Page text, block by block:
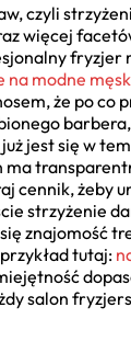
czyli
więcej
fryzjer
na modne
że po co
jest się w
ma
cennik, żeby
strzyżenie
znajomość
tutaj:
salon